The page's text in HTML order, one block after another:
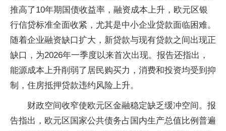
推高了10年期国债收益率，融资成本上升，欧元区银
行信贷标准全面收紧，尤其是中小企业贷款面临困难。
随着企业融资缺口扩大，新贷款与现有贷款之间出现正
缺口，为2026年一季度以来首次出现。报告还指出，
能源成本上升削弱了居民购买力，消费和投资均受到抑
制，住房抵押贷款违约风险上升。
财政空间收窄使欧元区金融稳定缺乏缓冲空间。报
告指出，欧元区国家公共债务占国内生产总值比例普遍